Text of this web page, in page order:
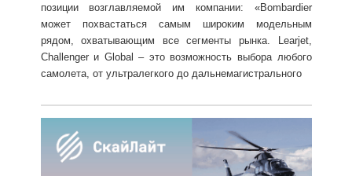
позиции возглавляемой им компании: «Bombardier
может похвастаться самым широким модельным
рядом, охватывающим все сегменты рынка. Learjet,
Challenger и Global – это возможность выбора любого
самолета, от ультралегкого до дальнемагистрального